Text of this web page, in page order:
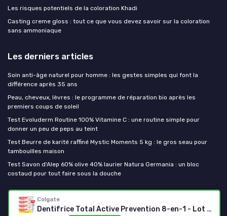
Colgate
Dentifrice Total Active Prevention 8-en-1 - Lot de 4 tubes
Les risques potentiels de la coloration Khadi
Casting creme gloss : tout ce que vous devez savoir sur la coloration
sans ammoniaque
Les derniers articles
Soin anti-âge naturel pour homme : les gestes simples qui font la
différence après 35 ans
Peau, cheveux, lèvres : le programme de réparation bio après les
premiers coups de soleil
Test Evoluderm Routine 100% Vitamine C : une routine simple pour
donner un peu de peps au teint
Test Beurre de karité raffiné Mystic Moments 5 kg : le gros seau pour
tambouilles maison
Test Savon d'Alep 60% olive 40% laurier Natura Germania : un bloc
costaud pour tout faire sous la douche
Mes cosmetiques bio